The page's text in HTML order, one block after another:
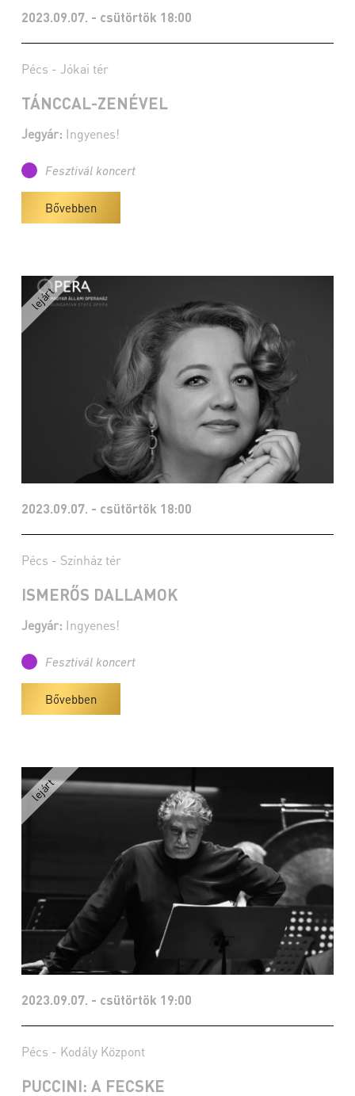
2023.09.07. - csütörtök 18:00
Pécs - Jókai tér
TÁNCCAL-ZENÉVEL
Jegyár: Ingyenes!
Fesztivál koncert
Bővebben
2023.09.07. - csütörtök 18:00
Pécs - Színház tér
ISMERŐS DALLAMOK
Jegyár: Ingyenes!
Fesztivál koncert
Bővebben
2023.09.07. - csütörtök 19:00
Pécs - Kodály Központ
PUCCINI: A FECSKE